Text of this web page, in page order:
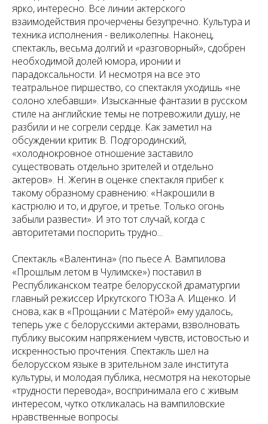
ярко, интересно. Все линии актерского
взаимодействия прочерчены безупречно. Культура и
техника исполнения - великолепны. Наконец,
спектакль, весьма долгий и «разговорный», сдобрен
необходимой долей юмора, иронии и
парадоксальности. И несмотря на все это
театральное пиршество, со спектакля уходишь «не
солоно хлебавши». Изысканные фантазии в русском
стиле на английские темы не потревожили душу, не
разбили и не согрели сердце. Как заметил на
обсуждении критик В. Подгородинский,
«холоднокровное отношение заставило
существовать отдельно зрителей и отдельно
актеров». Н. Жегин в оценке спектакля прибег к
такому образному сравнению: «Накрошили в
кастрюлю и то, и другое, и третье. Только огонь
забыли развести». И это тот случай, когда с
авторитетами поспорить трудно...
Спектакль «Валентина» (по пьесе А. Вампилова
«Прошлым летом в Чулимске») поставил в
Республиканском театре белорусской драматургии
главный режиссер Иркутского ТЮЗа А. Ищенко. И
снова, как в «Прощании с Матёрой» ему удалось,
теперь уже с белорусскими актерами, взволновать
публику высоким напряжением чувств, истовостью и
искренностью прочтения. Спектакль шел на
белорусском языке в зрительном зале института
культуры, и молодая публика, несмотря на некоторые
«трудности перевода», воспринимала его с живым
интересом, чутко откликалась на вампиловские
нравственные вопросы.